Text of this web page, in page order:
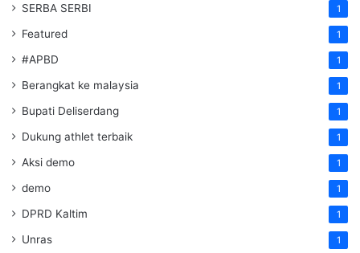
SERBA SERBI 1
Featured 1
#APBD 1
Berangkat ke malaysia 1
Bupati Deliserdang 1
Dukung athlet terbaik 1
Aksi demo 1
demo 1
DPRD Kaltim 1
Unras 1